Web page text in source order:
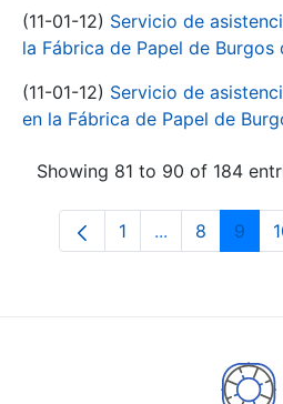
(11-01-12) Servicio de
la Fábrica de Papel de Burgos
(11-01-12) Servicio de
en la Fábrica de Papel de
Showing 81 to 90 of 184
Page
1 ...Intermediate
Page
8 9